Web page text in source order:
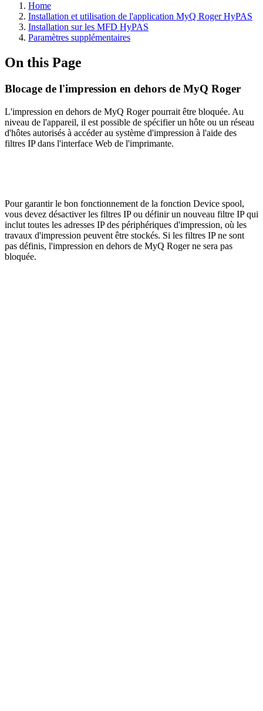
Home
Installation et utilisation de l'application MyQ Roger HyPAS
Installation sur les MFD HyPAS
Paramètres supplémentaires
On this Page
Blocage de l'impression en dehors de MyQ Roger
L'impression en dehors de MyQ Roger pourrait être bloquée. Au
niveau de l'appareil, il est possible de spécifier un hôte ou un réseau
d'hôtes autorisés à accéder au système d'impression à l'aide des
filtres IP dans l'interface Web de l'imprimante.
Pour garantir le bon fonctionnement de la fonction Device spool,
vous devez désactiver les filtres IP ou définir un nouveau filtre IP qui
inclut toutes les adresses IP des périphériques d'impression, où les
travaux d'impression peuvent être stockés. Si les filtres IP ne sont
pas définis, l'impression en dehors de MyQ Roger ne sera pas
bloquée.